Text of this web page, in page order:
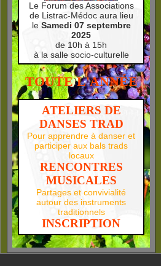
Le Forum des Associations
de Listrac-Médoc aura lieu
le Samedi 07 septembre
2025
de 10h à 15h
à la salle socio-culturelle
TOUTE L'ANNÉE
ATELIERS DE
DANSES TRAD
Pour apprendre à danser et
participer aux bals trads
locaux
RENCONTRES
MUSICALES
Partages et convivialité
autour des instruments
traditionnels
INSCRIPTION